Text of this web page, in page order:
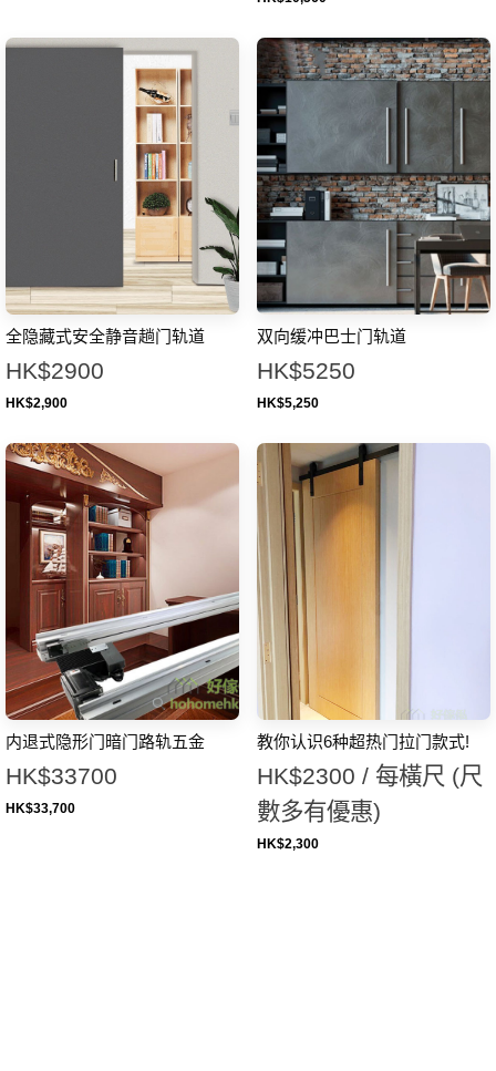
全隐藏式安全静音趟门轨道
HK$2900
HK$2,900
双向缓冲巴士门轨道
HK$5250
HK$5,250
内退式隐形门暗门路轨五金
HK$33700
HK$33,700
教你认识6种超热门拉门款式!
HK$2300 / 每橫尺 (尺
數多有優惠)
HK$2,300